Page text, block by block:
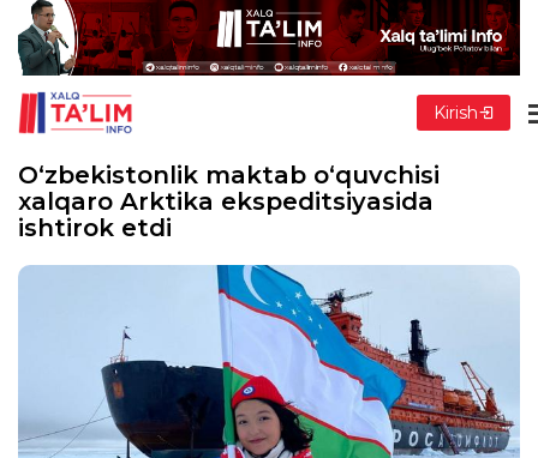
Kirish
O‘zbekistonlik maktab o‘quvchisi
xalqaro Arktika ekspeditsiyasida
ishtirok etdi